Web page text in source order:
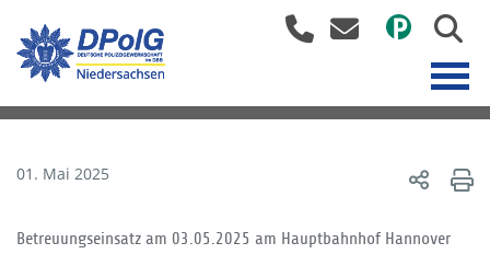
01. Mai 2025
Betreuungseinsatz am 03.05.2025 am Hauptbahnhof Hannover